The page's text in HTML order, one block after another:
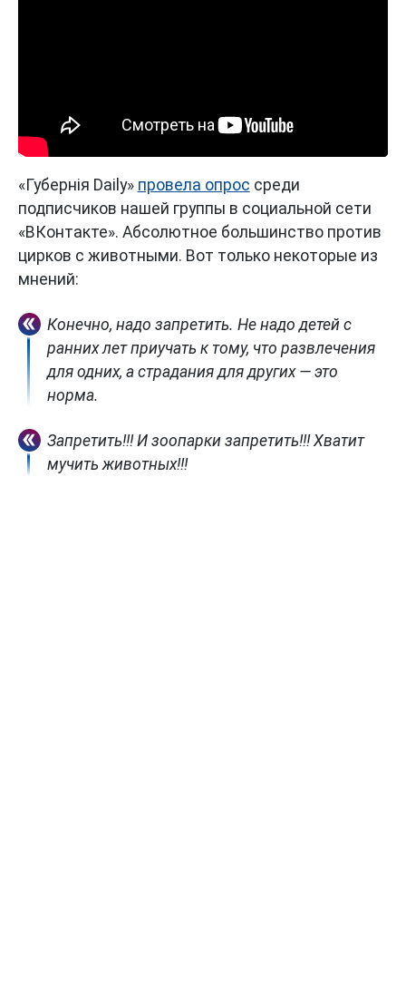
«Губернiя Daily» провела опрос среди
подписчиков нашей группы в социальной сети
«ВКонтакте». Абсолютное большинство против
цирков с животными. Вот только некоторые из
мнений:
Конечно, надо запретить. Не надо детей с
ранних лет приучать к тому, что развлечения
для одних, а страдания для других — это
норма.
Запретить!!! И зоопарки запретить!!! Хватит
мучить животных!!!